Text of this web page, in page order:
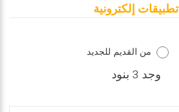
تطبيقات إلكترونية
من القديم للجديد
وجد 3 بنود